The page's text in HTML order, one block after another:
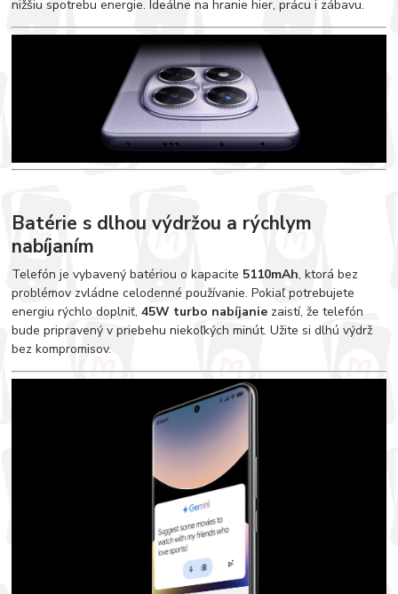
nižšiu spotrebu energie. Ideálne na hranie hier, prácu i zábavu.
Batérie s dlhou výdržou a rýchlym
nabíjaním
Telefón je vybavený batériou o kapacite 5110mAh, ktorá bez
problémov zvládne celodenné používanie. Pokiaľ potrebujete
energiu rýchlo doplniť,45W turbo nabíjanie zaistí, že telefón
bude pripravený v priebehu niekoľkých minút. Užite si dlhú výdrž
bez kompromisov.